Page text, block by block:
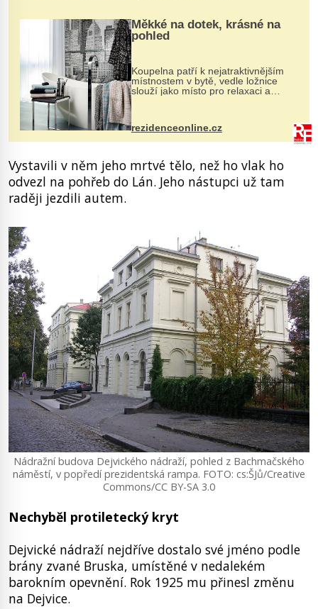
Měkké na dotek, krásné na
pohled
Koupelna patří k nejatraktivnějším
místnostem v bytě, vedle ložnice
slouží jako místo pro relaxaci a
odpočinek. Koupelnový textil –
ručníky, osušky a koberečky –
mohou jako mávnutím kouzelného
proutku...
rezidenceonline.cz
Vystavili v něm jeho mrtvé tělo, než ho vlak ho
odvezl na pohřeb do Lán. Jeho nástupci už tam
raději jezdili autem.
Nádražní budova Dejvického nádraží, pohled z Bachmačského
náměstí, v popředí prezidentská rampa. FOTO: cs:ŠJů/Creative
Commons/CC BY-SA 3.0
Nechyběl protiletecký kryt
Dejvické nádraží nejdříve dostalo své jméno podle
brány zvané Bruska, umístěné v nedalekém
barokním opevnění. Rok 1925 mu přinesl změnu
na Dejvice.